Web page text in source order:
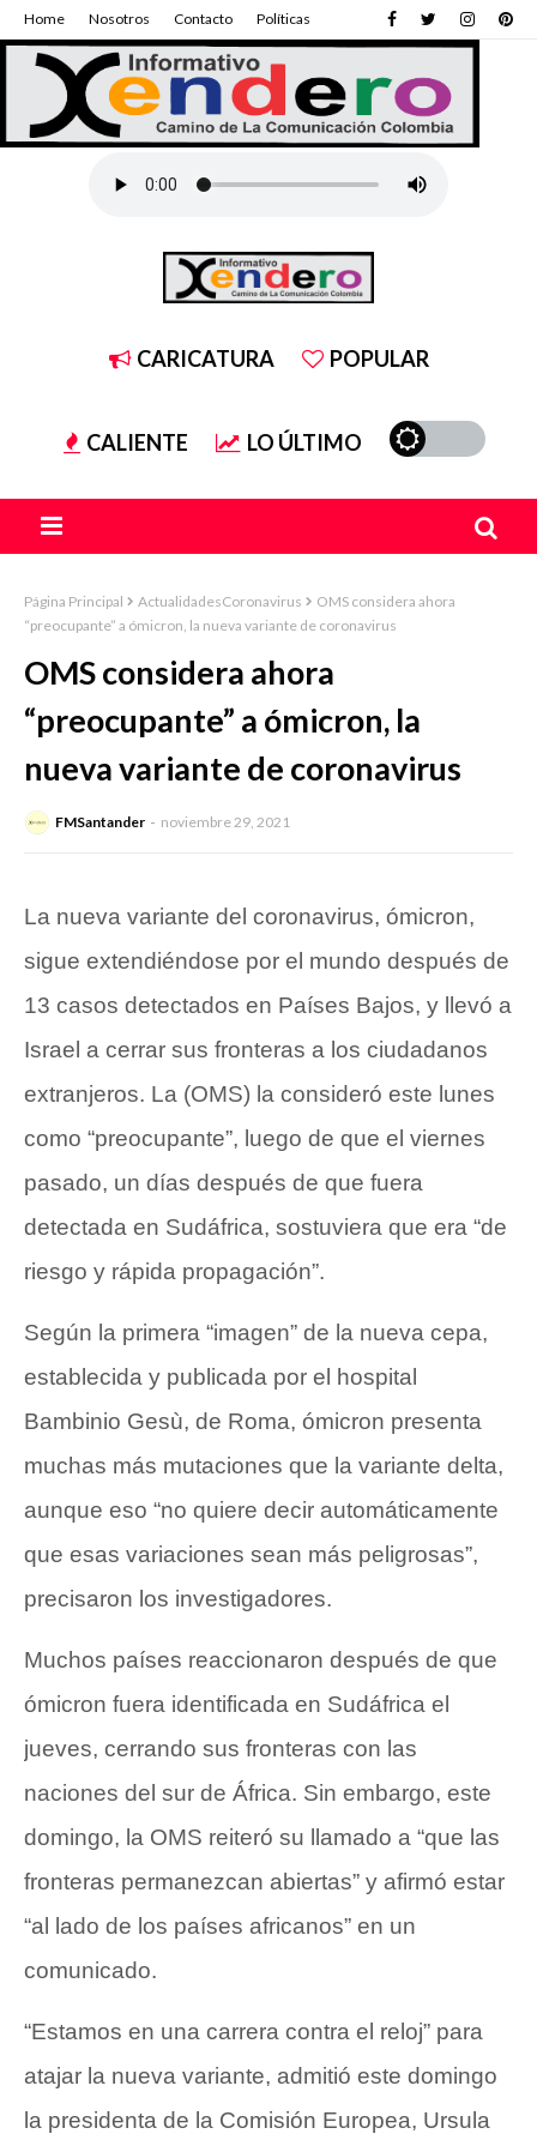
Home Nosotros Contacto Políticas
CARICATURA POPULAR
CALIENTE LO ÚLTIMO
Página Principal ActualidadesCoronavirus
OMS considera ahora
“preocupante” a ómicron, la nueva variante de coronavirus
OMS considera ahora
“preocupante” a ómicron, la
nueva variante de coronavirus
FMSantander noviembre 29, 2021
La nueva variante del coronavirus, ómicron,
sigue extendiéndose por el mundo después de
13 casos detectados en Países Bajos, y llevó a
Israel a cerrar sus fronteras a los ciudadanos
extranjeros. La (OMS) la consideró este lunes
como “preocupante”, luego de que el viernes
pasado, un días después de que fuera
detectada en Sudáfrica, sostuviera que era “de
riesgo y rápida propagación”.
Según la primera “imagen” de la nueva cepa,
establecida y publicada por el hospital
Bambinio Gesù, de Roma, ómicron presenta
muchas más mutaciones que la variante delta,
aunque eso “no quiere decir automáticamente
que esas variaciones sean más peligrosas”,
precisaron los investigadores.
Muchos países reaccionaron después de que
ómicron fuera identificada en Sudáfrica el
jueves, cerrando sus fronteras con las
naciones del sur de África. Sin embargo, este
domingo, la OMS reiteró su llamado a “que las
fronteras permanezcan abiertas” y afirmó estar
“al lado de los países africanos” en un
comunicado.
“Estamos en una carrera contra el reloj” para
atajar la nueva variante, admitió este domingo
la presidenta de la Comisión Europea, Ursula